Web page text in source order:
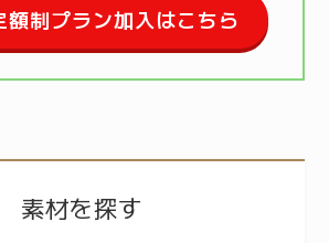
額制プラン加入はこちら
素材を探す